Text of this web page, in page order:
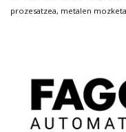
prozesatzea, metalen